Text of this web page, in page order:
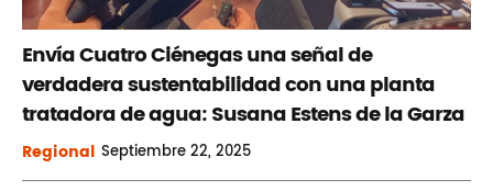
Envía Cuatro Ciénegas una señal de
verdadera sustentabilidad con una planta
tratadora de agua: Susana Estens de la Garza
Regional Septiembre22, 2025